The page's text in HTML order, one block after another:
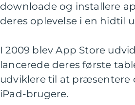
downloade og installere
deres oplevelse i en hidtil
I 2009 blev App Store
lancerede deres første
udviklere til at præsentere
iPad-brugere.